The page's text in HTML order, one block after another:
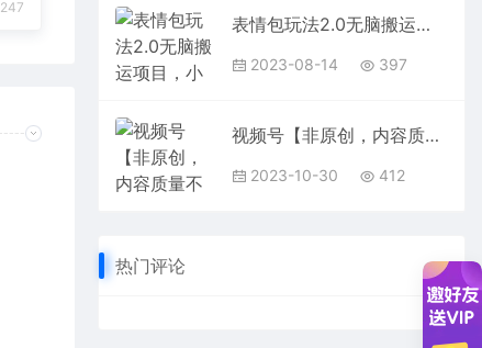
247
表情包玩法2.0无脑搬运项目，小白10分钟三个作品，日入400+！【揭秘】
2023-08-14 397
视频号【非原创，内容质量不合格，真人验证】违规怎么解决
2023-10-30 412
热门评论